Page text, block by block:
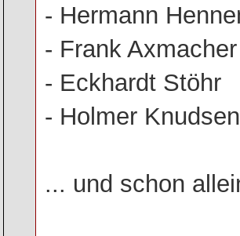
- Hermann
- Frank Axmacher
- Eckhardt Stöhr
- Holmer Knudsen
... und schon